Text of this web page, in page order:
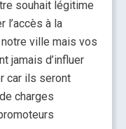
souhait légitime
l’accès à la
ville mais vos
jamais d’influer
car ils seront
charges